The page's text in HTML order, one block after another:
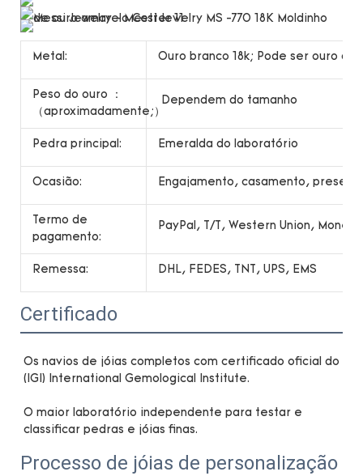
Metal: Ouro branco 18k; Pode ser ouro
Peso do ouro ：
（aproximadamente;）
Dependem do tamanho
Pedra principal: Emeralda do laboratório
Ocasião: Engajamento, casamento,
Termo de
pagamento:
PayPal, T/T, Western Union,
Remessa: DHL, FEDES, TNT, UPS, EMS
Certificado
Os navios de jóias completos com certificado oficial do
O maior laboratório independente para testar e
Processo de jóias de personalização